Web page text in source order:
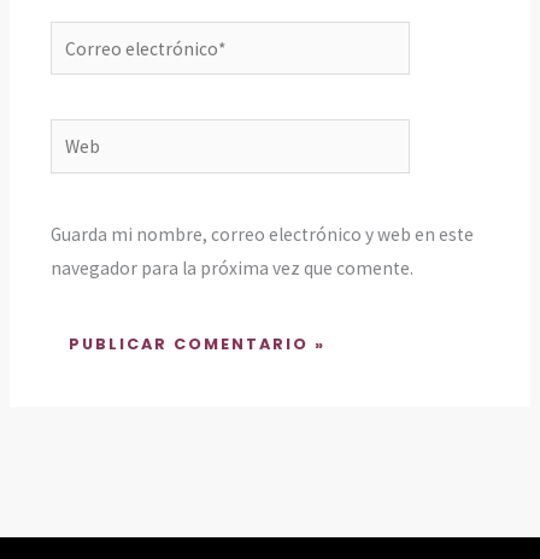
Correo
electrónico*
Web
Guarda mi nombre, correo electrónico y web en este
navegador para la próxima vez que comente.